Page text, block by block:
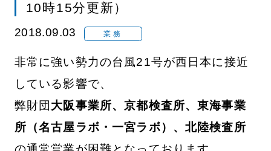
10時15分更新）
2018.09.03 業務
非常に強い勢力の台風21号が西日本に接近
している影響で、
弊財団大阪事業所、京都検査所、東海事業
所（名古屋ラボ・一宮ラボ）、北陸検査所